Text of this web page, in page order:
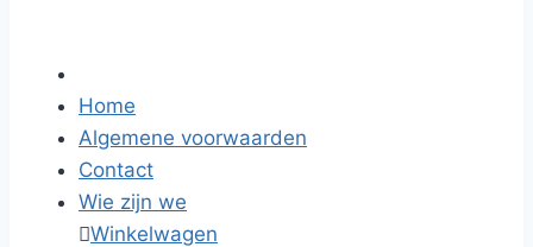
Home
Algemene voorwaarden
Contact
Wie zijn we
Winkelwagen